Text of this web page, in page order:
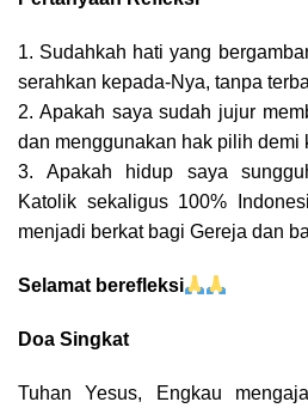
1. Sudahkah hati yang
serahkan kepada-Nya, tanpa
2. Apakah saya sudah jujur
dan menggunakan hak pilih demi
3. Apakah hidup saya
Katolik sekaligus 100%
menjadi berkat bagi Gereja dan
Selamat berefleksi
Doa Singkat
Tuhan Yesus, Engkau